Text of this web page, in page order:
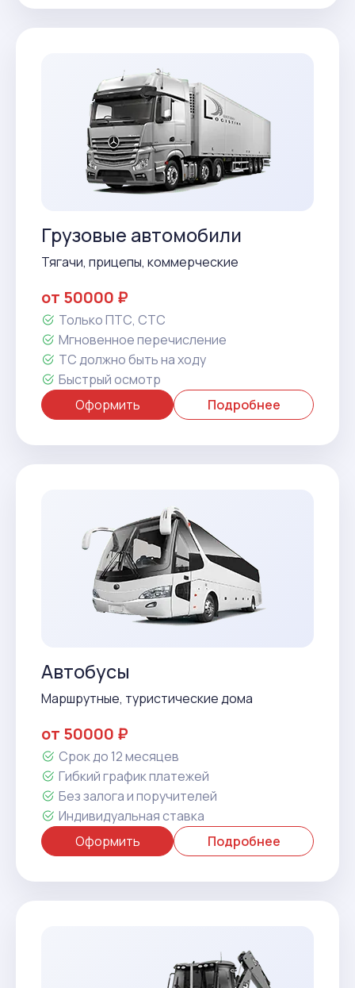
Грузовые автомобили
Тягачи, прицепы, коммерческие
от 50000 ₽
Только ПТС, СТС
Мгновенное перечисление
ТС должно быть на ходу
Быстрый осмотр
Оформить
Подробнее
Автобусы
Маршрутные, туристические дома
от 50000 ₽
Срок до 12 месяцев
Гибкий график платежей
Без залога и поручителей
Индивидуальная ставка
Оформить
Подробнее